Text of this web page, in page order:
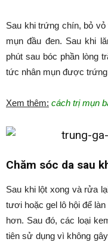
Sau khi trứng chín, bỏ
mụn đầu đen. Sau khi
phút sau bóc phần lòng
tức nhân mụn được trứng
Xem thêm: cách trị mụn
Chăm sóc da sau
Sau khi lột xong và rửa
tươi hoặc gel lô hội để
hơn. Sau đó, các loại
tiên sử dụng vì không